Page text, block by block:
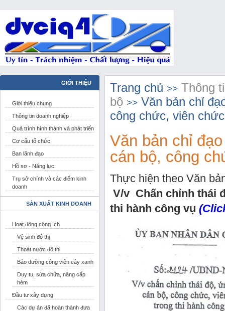
GIỚI THIỆU
Giới thiệu chung
Thông tin doanh nghiệp
Quá trình hình thành và phát triển
Cơ cấu tổ chức
Ban lãnh đạo
Hồ sơ - Năng lực
Trụ sở chính và các điểm kinh
doanh
SẢN XUẤT KINH DOANH
Hoạt động công ích
Vệ sinh đô thị
Thoát nước đô thị
Bảo dưỡng công viên cây xanh
Duy tu, sửa chữa, nâng cấp
hẻm
Đầu tư xây dựng
Các dự án đã hoàn thành đưa
Trang chủ >> Thông
bộ >> Văn bản chỉ
công chức, viên
Văn bản chỉ
cán bộ, công
Thực hiện theo Văn
V/v Chấn chỉnh thái
thi hành công vụ